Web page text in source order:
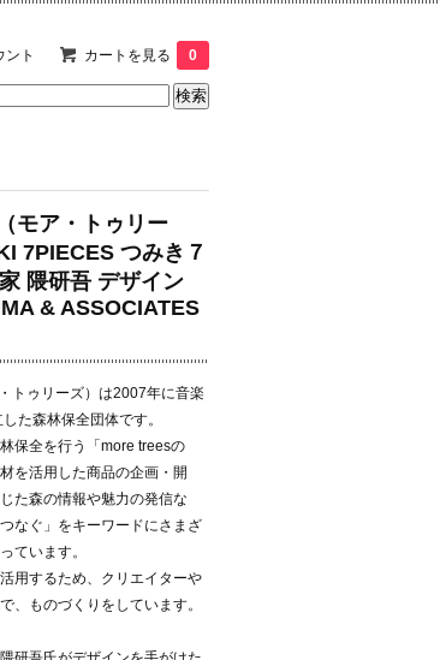
ント カートを見る 0
モア・トゥリー
7PIECES つみき７
隈研吾 デザイン
& ASSOCIATES
トゥリーズ）は2007年に音楽
た森林保全団体です。
保全を行う「more treesの
を活用した商品の企画・開
た森の情報や魅力の発信な
なぐ」をキーワードにさまざ
ています。
用するため、クリエイターや
、ものづくりをしています。